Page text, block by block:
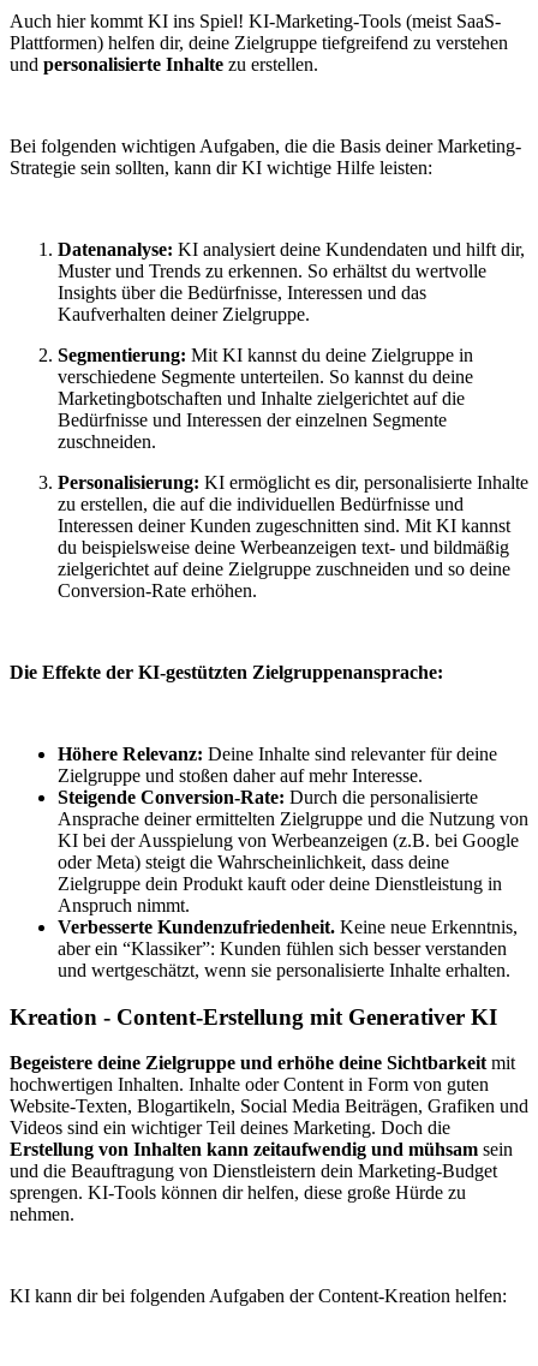
Auch hier kommt KI ins Spiel! KI-Marketing-Tools (meist SaaS-
Plattformen) helfen dir, deine Zielgruppe tiefgreifend zu verstehen
und personalisierte Inhalte zu erstellen.
Bei folgenden wichtigen Aufgaben, die die Basis deiner Marketing-
Strategie sein sollten, kann dir KI wichtige Hilfe leisten:
Datenanalyse: KI analysiert deine Kundendaten und hilft dir,
Muster und Trends zu erkennen. So erhältst du wertvolle
Insights über die Bedürfnisse, Interessen und das
Kaufverhalten deiner Zielgruppe.
Segmentierung: Mit KI kannst du deine Zielgruppe in
verschiedene Segmente unterteilen. So kannst du deine
Marketingbotschaften und Inhalte zielgerichtet auf die
Bedürfnisse und Interessen der einzelnen Segmente
zuschneiden.
Personalisierung: KI ermöglicht es dir, personalisierte Inhalte
zu erstellen, die auf die individuellen Bedürfnisse und
Interessen deiner Kunden zugeschnitten sind. Mit KI kannst
du beispielsweise deine Werbeanzeigen text- und bildmäßig
zielgerichtet auf deine Zielgruppe zuschneiden und so deine
Conversion-Rate erhöhen.
Die Effekte der KI-gestützten Zielgruppenansprache:
Höhere Relevanz: Deine Inhalte sind relevanter für deine
Zielgruppe und stoßen daher auf mehr Interesse.
Steigende Conversion-Rate: Durch die personalisierte
Ansprache deiner ermittelten Zielgruppe und die Nutzung von
KI bei der Ausspielung von Werbeanzeigen (z.B. bei Google
oder Meta) steigt die Wahrscheinlichkeit, dass deine
Zielgruppe dein Produkt kauft oder deine Dienstleistung in
Anspruch nimmt.
Verbesserte Kundenzufriedenheit. Keine neue Erkenntnis,
aber ein “Klassiker”: Kunden fühlen sich besser verstanden
und wertgeschätzt, wenn sie personalisierte Inhalte erhalten.
Kreation - Content-Erstellung mit Generativer KI
Begeistere deine Zielgruppe und erhöhe deine Sichtbarkeit mit
hochwertigen Inhalten. Inhalte oder Content in Form von guten
Website-Texten, Blogartikeln, Social Media Beiträgen, Grafiken und
Videos sind ein wichtiger Teil deines Marketing. Doch die
Erstellung von Inhalten kann zeitaufwendig und mühsam sein
und die Beauftragung von Dienstleistern dein Marketing-Budget
sprengen. KI-Tools können dir helfen, diese große Hürde zu
nehmen.
KI kann dir bei folgenden Aufgaben der Content-Kreation helfen: